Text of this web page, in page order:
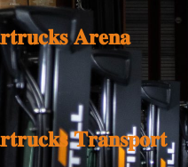
𝐀𝐫𝐞𝐧𝐚
𝐓𝐫𝐚𝐧𝐬𝐩𝐨𝐫𝐭